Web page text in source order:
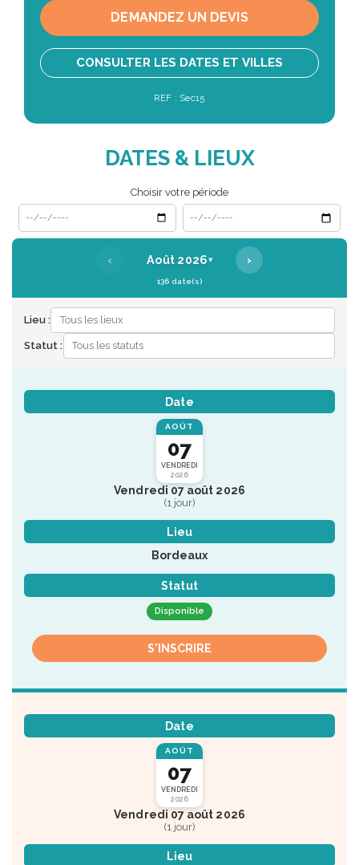
DEMANDEZ UN DEVIS
CONSULTER LES DATES ET VILLES
REF : Sec15
DATES & LIEUX
Choisir votre période
Date de début
Date de fin
‹ Août 2026▾ ›
136 date(s)
Lieu :
Statut :
Date
AOÛT
07
VENDREDI
2026
Vendredi 07 août 2026
(1 jour)
Lieu
Bordeaux
Statut
Disponible
S'INSCRIRE
Date
AOÛT
07
VENDREDI
2026
Vendredi 07 août 2026
(1 jour)
Lieu